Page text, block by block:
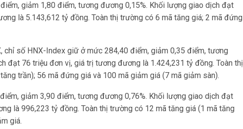
giảm 1,80 điểm, tương đương 0,15%. Khối lượng giao dịch đạt
là 5.143,612 tỷ đồng. Toàn thị trường có 6 mã tăng giá; 2 mã đứng
chỉ số HNX-Index giữ ở mức 284,40 điểm, giảm 0,35 điểm, tương
đạt 76 triệu đơn vị, giá trị tương đương là 1.424,231 tỷ đồng. Toàn thị
trần); 56 mã đứng giá và 100 mã giảm giá (7 mã giảm sàn).
giảm 3,90 điểm, tương đương 0,76%. Khối lượng giao dịch đạt
là 996,223 tỷ đồng. Toàn thị trường có 12 mã tăng giá (1 mã tăng
giá.